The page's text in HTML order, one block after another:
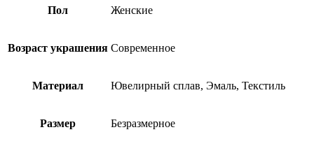
Пол Женские
Возраст украшения Современное
Материал Ювелирный сплав, Эмаль, Текстиль
Размер Безразмерное